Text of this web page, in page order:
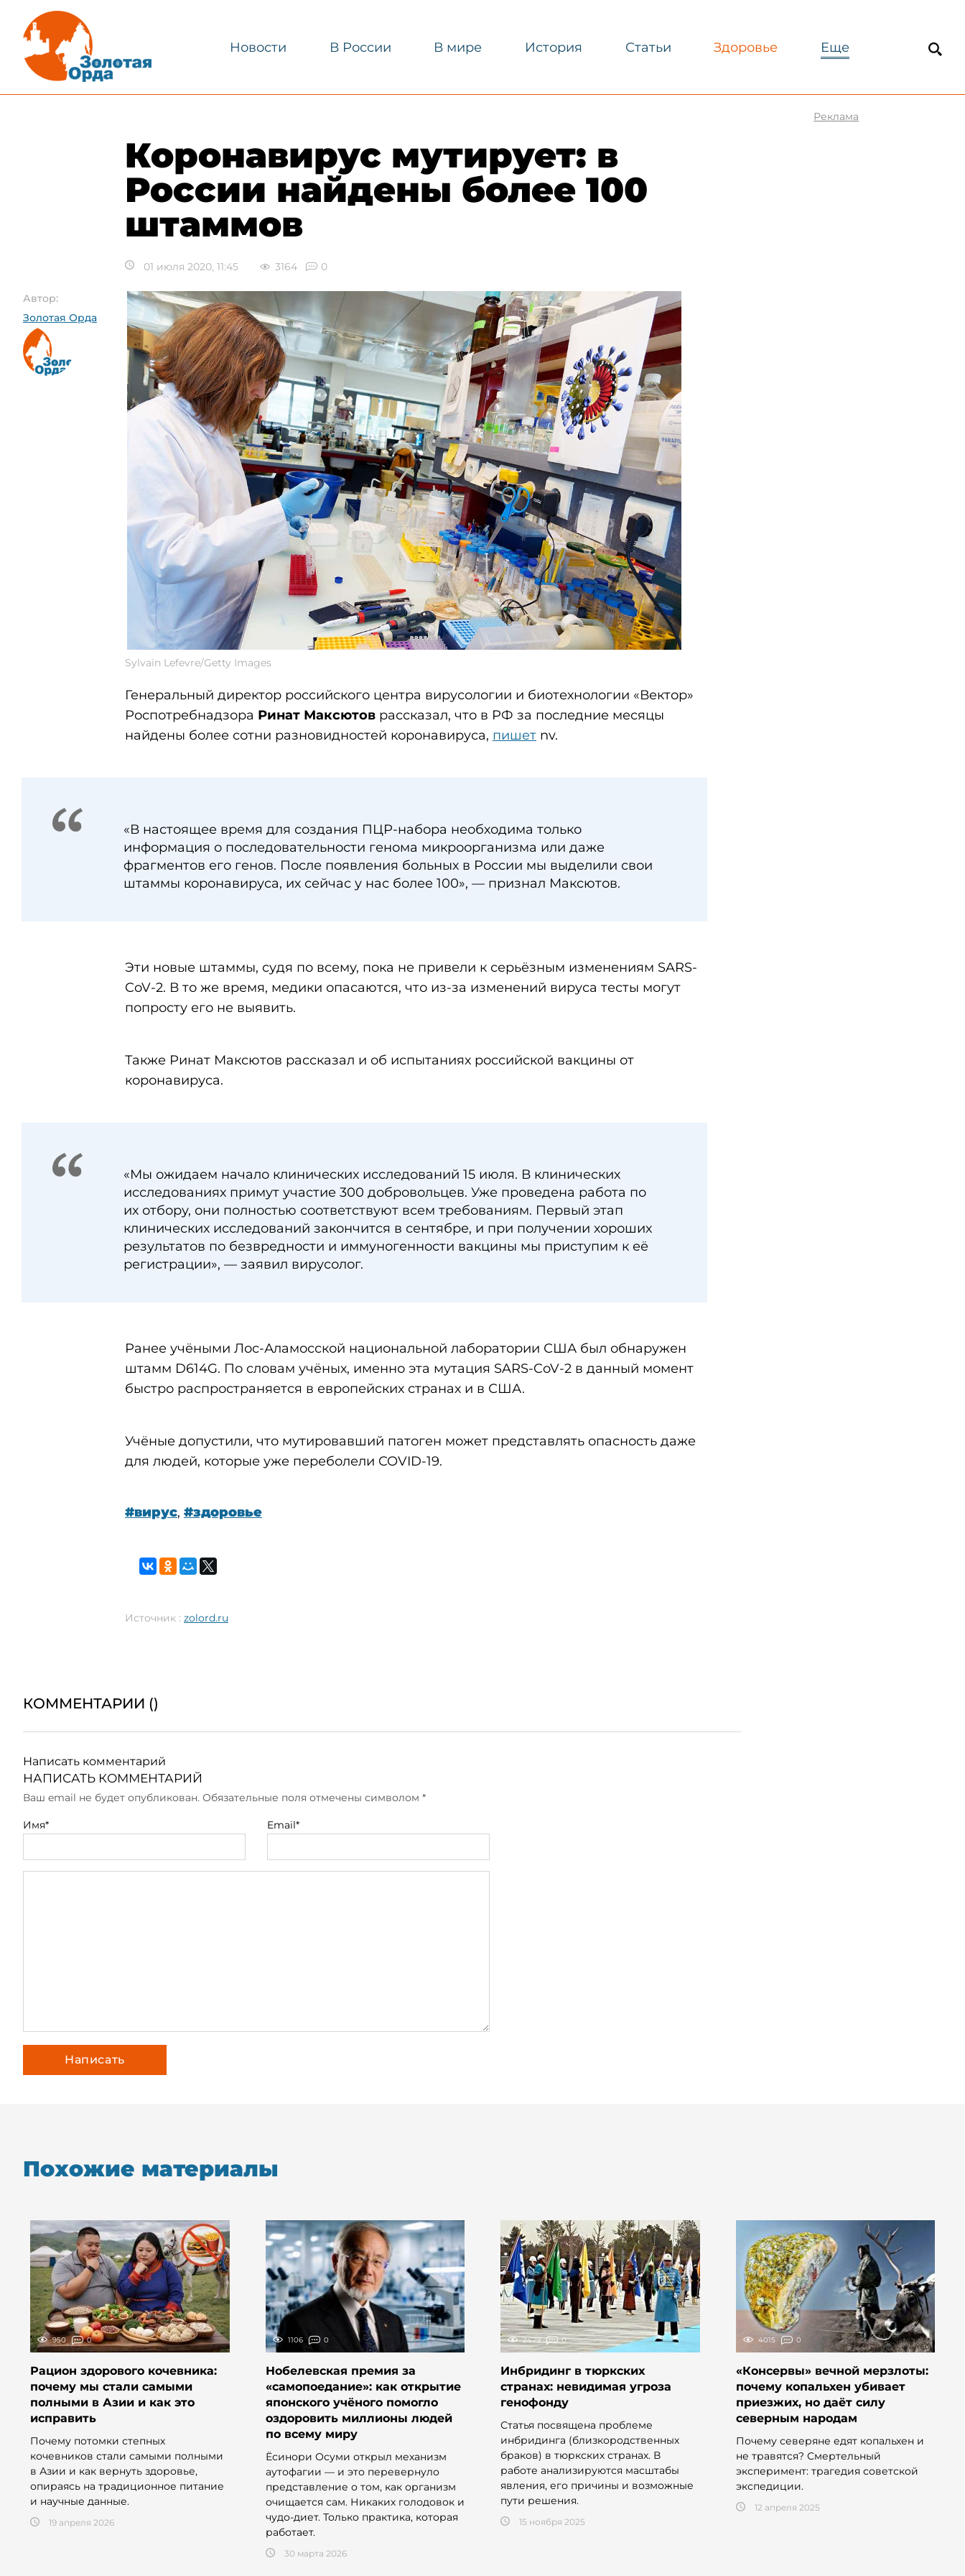
Новости В России В мире История Статьи Здоровье Еще
Коронавирус мутирует: в
России найдены более 100
штаммов
01 июля 2020, 11:45 3164 0
Автор:
Золотая Орда
Sylvain Lefevre/Getty Images
Генеральный директор российского центра вирусологии и биотехнологии «Вектор»
Роспотребнадзора Ринат Максютов рассказал, что в РФ за последние месяцы
найдены более сотни разновидностей коронавируса, пишет nv.
«В настоящее время для создания ПЦР-набора необходима только
информация о последовательности генома микроорганизма или даже
фрагментов его генов. После появления больных в России мы выделили свои
штаммы коронавируса, их сейчас у нас более 100», — признал Максютов.
Эти новые штаммы, судя по всему, пока не привели к серьёзным изменениям SARS-
CoV-2. В то же время, медики опасаются, что из-за изменений вируса тесты могут
попросту его не выявить.
Также Ринат Максютов рассказал и об испытаниях российской вакцины от
коронавируса.
«Мы ожидаем начало клинических исследований 15 июля. В клинических
исследованиях примут участие 300 добровольцев. Уже проведена работа по
их отбору, они полностью соответствуют всем требованиям. Первый этап
клинических исследований закончится в сентябре, и при получении хороших
результатов по безвредности и иммуногенности вакцины мы приступим к её
регистрации», — заявил вирусолог.
Ранее учёными Лос-Аламосской национальной лаборатории США был обнаружен
штамм D614G. По словам учёных, именно эта мутация SARS-CoV-2 в данный момент
быстро распространяется в европейских странах и в США.
Учёные допустили, что мутировавший патоген может представлять опасность даже
для людей, которые уже переболели COVID-19.
#вирус, #здоровье
Источник : zolord.ru
Реклама
КОММЕНТАРИИ ()
Написать комментарий
НАПИСАТЬ КОММЕНТАРИЙ
Ваш email не будет опубликован. Обязательные поля отмечены символом *
Имя* Email*
Похожие материалы
950 0
Рацион здорового кочевника:
почему мы стали самыми
полными в Азии и как это
исправить
Почему потомки степных
кочевников стали самыми полными
в Азии и как вернуть здоровье,
опираясь на традиционное питание
и научные данные.
19 апреля 2026
1106 0
Нобелевская премия за
«самопоедание»: как открытие
японского учёного помогло
оздоровить миллионы людей
по всему миру
Ёсинори Осуми открыл механизм
аутофагии — и это перевернуло
представление о том, как организм
очищается сам. Никаких голодовок и
чудо-диет. Только практика, которая
работает.
30 марта 2026
2479 0
Инбридинг в тюркских
странах: невидимая угроза
генофонду
Статья посвящена проблеме
инбридинга (близкородственных
браков) в тюркских странах. В
работе анализируются масштабы
явления, его причины и возможные
пути решения.
15 ноября 2025
4015 0
«Консервы» вечной мерзлоты:
почему копальхен убивает
приезжих, но даёт силу
северным народам
Почему северяне едят копальхен и
не травятся? Смертельный
эксперимент: трагедия советской
экспедиции.
12 апреля 2025